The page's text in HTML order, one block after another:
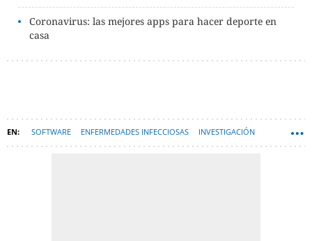
Coronavirus: las mejores apps para hacer deporte en
casa
SOFTWARE ENFERMEDADES INFECCIOSAS INVESTIGACIÓN